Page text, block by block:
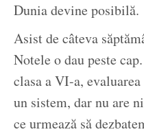
Dunia devine posibilă.
Asist de câteva
Notele o dau peste
clasa a VI-a,
un sistem, dar nu are
ce urmează să